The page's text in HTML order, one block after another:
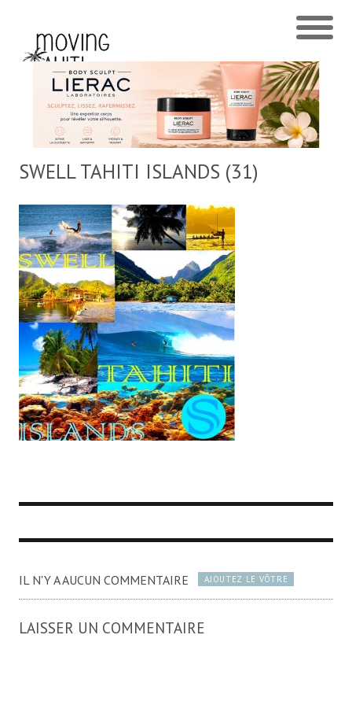
SWELL TAHITI ISLANDS (31)
IL N'Y A AUCUN COMMENTAIRE AJOUTEZ LE VÔTRE
LAISSER UN COMMENTAIRE